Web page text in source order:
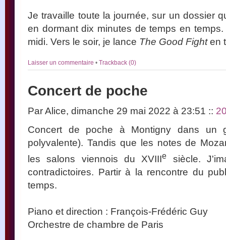
Je travaille toute la journée, sur un dossier
en dormant dix minutes de temps en
midi. Vers le soir, je lance The Good Fighten
Laisser un commentaire • Trackback (0)
Concert de poche
Par Alice, dimanche 29 mai 2022 à 23:51 ::
Concert de poche à Montigny dans un
polyvalente). Tandis que les notes de
les salons viennois du XVIIIe
siècle.
contradictoires. Partir à la rencontre du
temps.
Piano et direction : François-Frédéric Guy
Orchestre de chambre de Paris